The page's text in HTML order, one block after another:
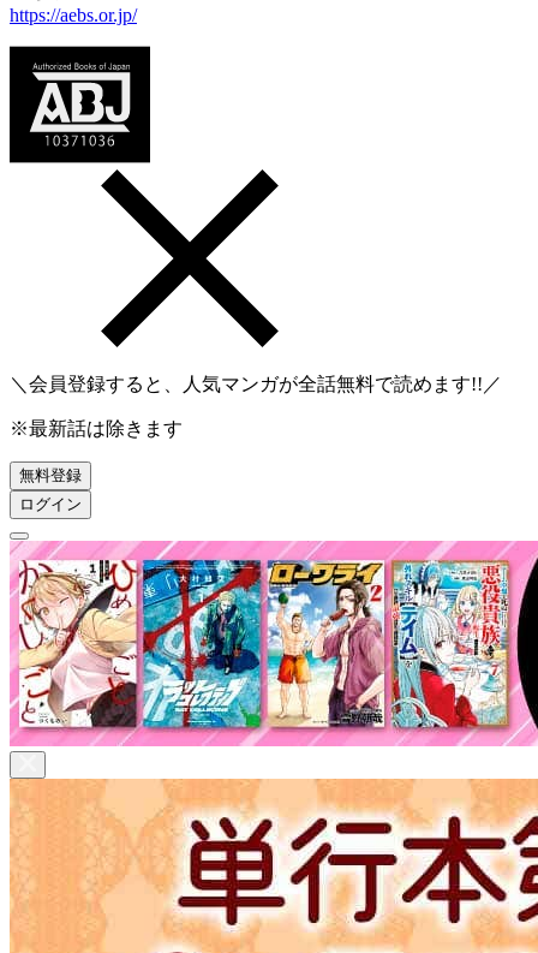
https://aebs.or.jp/
＼会員登録すると、人気マンガが全話無料で読めます!!／
※最新話は除きます
無料登録
ログイン